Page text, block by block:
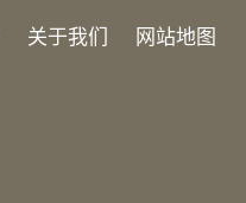
关于我们 网站地图